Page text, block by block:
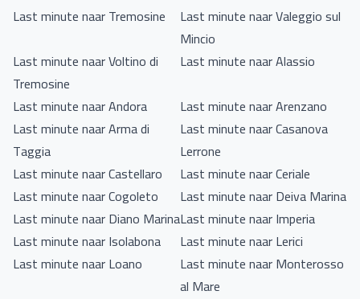
Last minute naar Tremosine
Last minute naar Valeggio sul
Mincio
Last minute naar Voltino di
Tremosine
Last minute naar Alassio
Last minute naar Andora
Last minute naar Arenzano
Last minute naar Arma di
Taggia
Last minute naar Casanova
Lerrone
Last minute naar Castellaro
Last minute naar Ceriale
Last minute naar Cogoleto
Last minute naar Deiva Marina
Last minute naar Diano MarinaLast minute naar Imperia
Last minute naar Isolabona
Last minute naar Lerici
Last minute naar Loano
Last minute naar Monterosso
al Mare